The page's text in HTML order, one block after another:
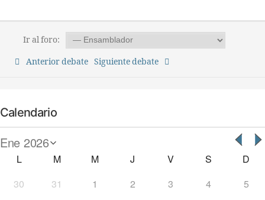
Ir al foro:
Anterior debate Siguiente debate
Calendario
L M M J V S
D
30
31 1 2 3 4 5